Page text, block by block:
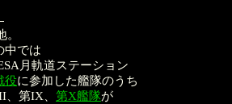
中では
月軌道ステーション
役に参加した艦隊のうち
第IX、 第X艦隊が